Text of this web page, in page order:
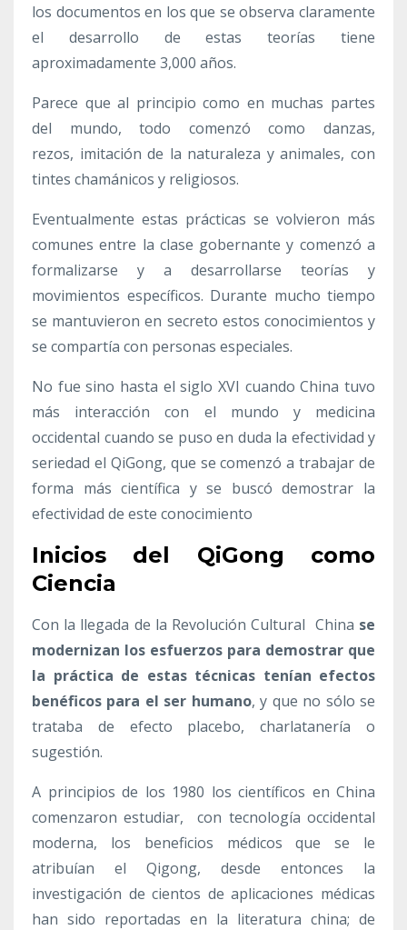
los documentos en los que se observa claramente
el desarrollo de estas teorías tiene
aproximadamente 3,000 años.
Parece que al principio como en muchas partes
del mundo, todo comenzó como danzas,
rezos, imitación de la naturaleza y animales, con
tintes chamánicos y religiosos.
Eventualmente estas prácticas se volvieron más
comunes entre la clase gobernante y comenzó a
formalizarse y a desarrollarse teorías y
movimientos específicos. Durante mucho tiempo
se mantuvieron en secreto estos conocimientos y
se compartía con personas especiales.
No fue sino hasta el siglo XVI cuando China tuvo
más interacción con el mundo y medicina
occidental cuando se puso en duda la efectividad y
seriedad el QiGong, que se comenzó a trabajar de
forma más científica y se buscó demostrar la
efectividad de este conocimiento
Inicios del QiGong como
Ciencia
Con la llegada de la Revolución Cultural China se
modernizan los esfuerzos para demostrar que
la práctica de estas técnicas tenían efectos
benéficos para el ser humano, y que no sólo se
trataba de efecto placebo, charlatanería o
sugestión.
A principios de los 1980 los científicos en China
comenzaron estudiar, con tecnología occidental
moderna, los beneficios médicos que se le
atribuían el Qigong, desde entonces la
investigación de cientos de aplicaciones médicas
han sido reportadas en la literatura china; de